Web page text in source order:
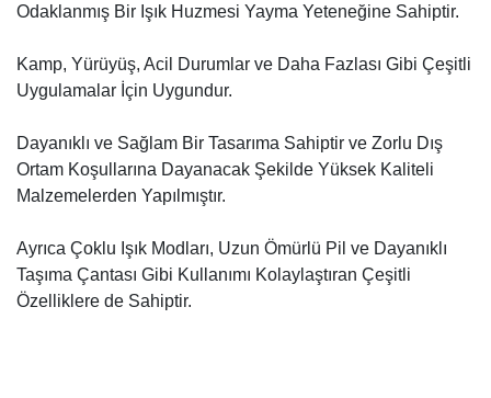
Odaklanmış Bir Işık Huzmesi Yayma Yeteneğine Sahiptir.
Kamp, Yürüyüş, Acil Durumlar ve Daha Fazlası Gibi Çeşitli
Uygulamalar İçin Uygundur.
Dayanıklı ve Sağlam Bir Tasarıma Sahiptir ve Zorlu Dış
Ortam Koşullarına Dayanacak Şekilde Yüksek Kaliteli
Malzemelerden Yapılmıştır.
Ayrıca Çoklu Işık Modları, Uzun Ömürlü Pil ve Dayanıklı
Taşıma Çantası Gibi Kullanımı Kolaylaştıran Çeşitli
Özelliklere de Sahiptir.